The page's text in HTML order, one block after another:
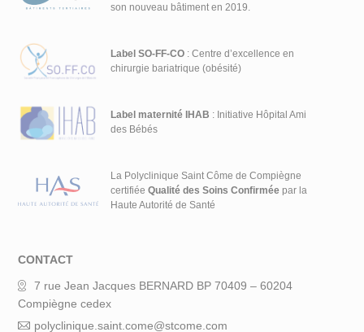
son nouveau bâtiment en 2019.
Label SO-FF-CO : Centre d’excellence en
chirurgie bariatrique (obésité)
Label maternité IHAB : Initiative Hôpital Ami
des Bébés
La Polyclinique Saint Côme de Compiègne
certifiéeQualité des Soins Confirmée par la
Haute Autorité de Santé
CONTACT
7 rue Jean Jacques BERNARD BP 70409 – 60204
Compiègne cedex
polyclinique.saint.come@stcome.com